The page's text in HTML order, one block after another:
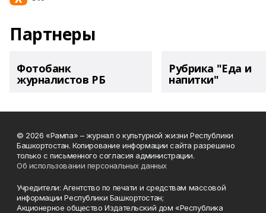
Партнеры
Фотобанк
журналистов РБ
Рубрика "Еда и
напитки"
© 2026 «Рампа» – журнал о культурной жизни Республики
Башкортостан. Копирование информации сайта разрешено
только с письменного согласия администрации.
Об использовании персональных данных
Учредители: Агентство по печати и средствам массовой
информации Республики Башкортостан;
Акционерное общество Издательский дом «Республика